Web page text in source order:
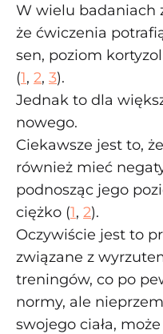
W wielu badaniach
że ćwiczenia
sen, poziom
(1, 2, 3).
Jednak to dla
nowego.
Ciekawsze jest to,
również mieć
podnosząc jego
ciężko (1, 2).
Oczywiście jest to
związane z
treningów, co po
normy, ale
swojego ciała,